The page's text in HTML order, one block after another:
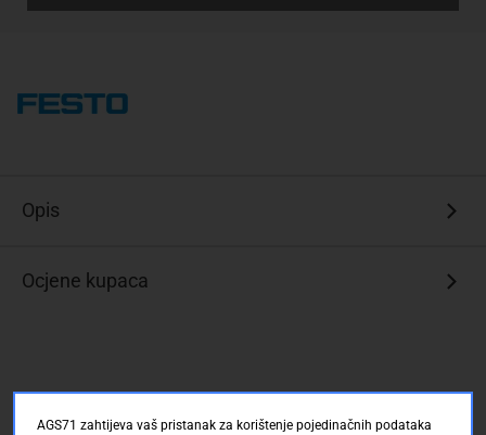
Opis
Ocjene kupaca
AGS71 zahtijeva vaš pristanak za korištenje pojedinačnih podataka